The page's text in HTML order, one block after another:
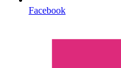
Facebook